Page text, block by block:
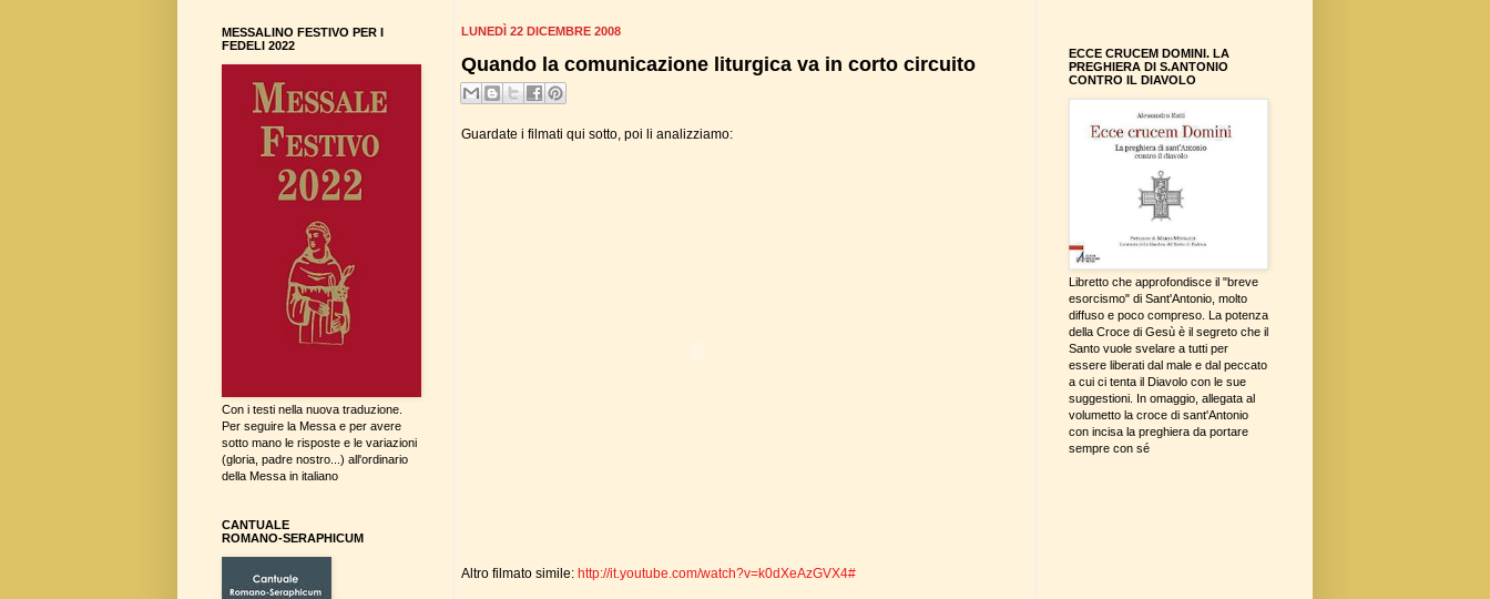
LUNEDÌ 22 DICEMBRE 2008
Quando la comunicazione liturgica va in corto circuito
Guardate i filmati qui sotto, poi li analizziamo:
Altro filmato simile: http://it.youtube.com/watch?v=k0dXeAzGVX4#
MESSALINO FESTIVO PER I
FEDELI 2022
Con i testi nella nuova traduzione.
Per seguire la Messa e per avere
sotto mano le risposte e le variazioni
(gloria, padre nostro...) all'ordinario
della Messa in italiano
CANTUALE
ROMANO-SERAPHICUM
ECCE CRUCEM DOMINI. LA
PREGHIERA DI S.ANTONIO
CONTRO IL DIAVOLO
Libretto che approfondisce il "breve
esorcismo" di Sant'Antonio, molto
diffuso e poco compreso. La potenza
della Croce di Gesù è il segreto che il
Santo vuole svelare a tutti per
essere liberati dal male e dal peccato
a cui ci tenta il Diavolo con le sue
suggestioni. In omaggio, allegata al
volumetto la croce di sant'Antonio
con incisa la preghiera da portare
sempre con sé